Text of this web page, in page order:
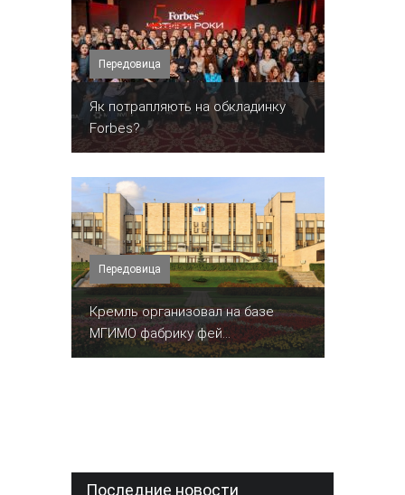
Передовица
​Як потрапляють на обкладинку
Forbes?
Передовица
Кремль организовал на базе
МГИМО фабрику фей...
Последние новости